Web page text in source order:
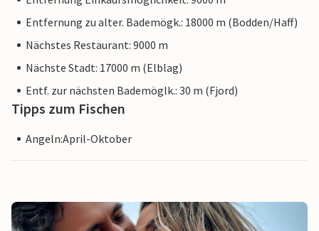
Entfernung zu alter. Bademögk.: 18000 m (Bodden/Haff)
Nächstes Restaurant: 9000 m
Nächste Stadt: 17000 m (Elblag)
Entf. zur nächsten Bademöglk.: 30 m (Fjord)
Tipps zum Fischen
Angeln:April-Oktober